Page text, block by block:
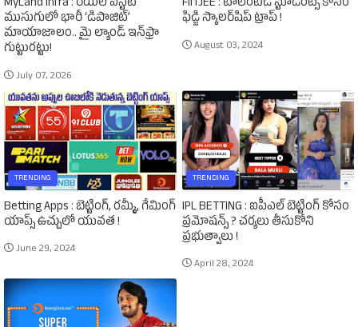
MyLand Infra : రియల్ ఎస్టేట్
ముసుగులో భారీ ‘డిపాజిట్’
మాయాజాలం.. మై ల్యాండ్ ఇన్‌ఫ్రా
గుట్టురట్టు!
July 07, 2026
FIITJEE : టాలెంటెడ్‌ స్టూడెంట్స్‌ కోసం
ఫిడ్జి స్కాలర్‌షిప్‌ ట్రాప్‌ !
August 03, 2024
TRENDING
Betting Apps : బెట్టింగ్‌, రమ్మీ, గేమింగ్‌
యాప్స్‌ ఉచ్చులో యువత !
June 29, 2024
TRENDING
IPL BETTING : ఐపీఎల్‌ బెట్టింగ్‌ కోసం
ప్రమోషన్స్‌ ? చర్యలు తీసుకోని
ప్రభుత్వాలు !
April 28, 2024